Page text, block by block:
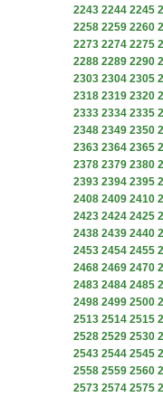
2243 2244 2245
2258 2259 2260
2273 2274 2275
2288 2289 2290
2303 2304 2305
2318 2319 2320
2333 2334 2335
2348 2349 2350
2363 2364 2365
2378 2379 2380
2393 2394 2395
2408 2409 2410
2423 2424 2425
2438 2439 2440
2453 2454 2455
2468 2469 2470
2483 2484 2485
2498 2499 2500
2513 2514 2515
2528 2529 2530
2543 2544 2545
2558 2559 2560
2573 2574 2575